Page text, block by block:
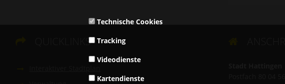
QUICKLINKS
Technische Cookies
Tracking
Videodienste
Kartendienste